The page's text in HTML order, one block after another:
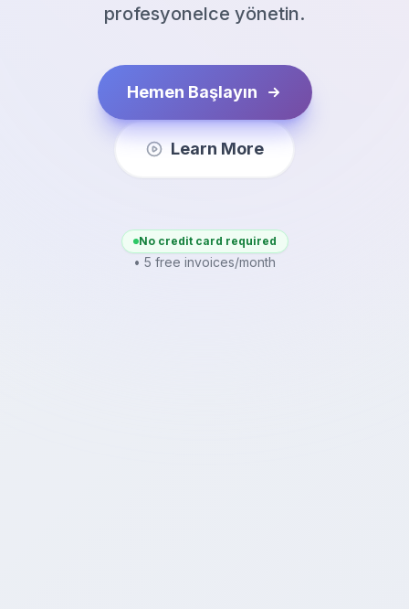
profesyonelce yönetin.
Hemen Başlayın
Learn More
No credit card required
• 5 free invoices/month